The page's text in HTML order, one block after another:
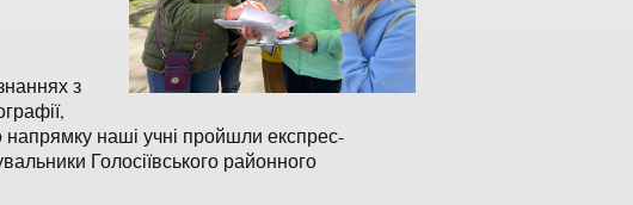
з
напрямку наші учні пройшли експрес-
Голосіївського районного